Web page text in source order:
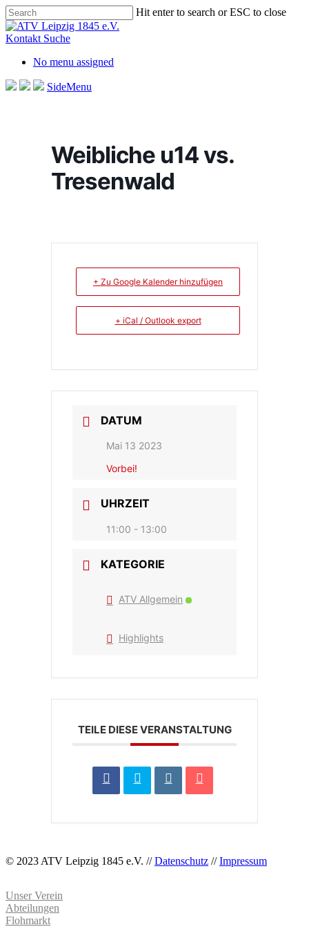
Skip
to
main
Hit enter to search or ESC to close
Close
Search
Kontakt Suche
No menu assigned
SideMenu
Weibliche u14 vs.
Tresenwald
+ Zu Google Kalender hinzufügen
+ iCal / Outlook export
DATUM
Mai 13 2023
Vorbei!
UHRZEIT
11:00 - 13:00
KATEGORIE
ATV Allgemein
Highlights
TEILE DIESE VERANSTALTUNG
© 2023 ATV Leipzig 1845 e.V. //Datenschutz //Impressum
Unser Verein
Abteilungen
Flohmarkt